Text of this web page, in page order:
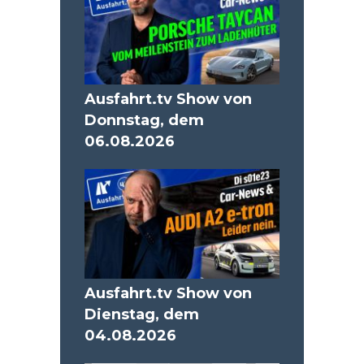
Ausfahrt.tv Show von
Donnstag, dem
06.08.2026
Ausfahrt.tv Show von
Dienstag, dem
04.08.2026